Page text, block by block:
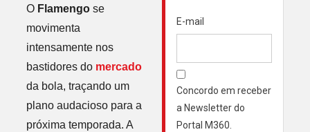
O Flamengose
movimenta
intensamente nos
bastidores do mercado
da bola, traçando um
plano audacioso para a
próxima temporada. A
E-mail
Concordo em receber
a Newsletter do
Portal M360.